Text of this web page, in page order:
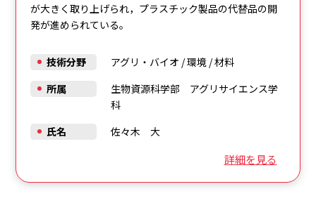
が大きく取り上げられ，プラスチック製品の代替品の開
発が進められている。
詳細を見る
技術分野 アグリ・バイオ /環境/材料
所属
生物資源科学部 アグリサイエンス学
科
氏名
佐々木 大